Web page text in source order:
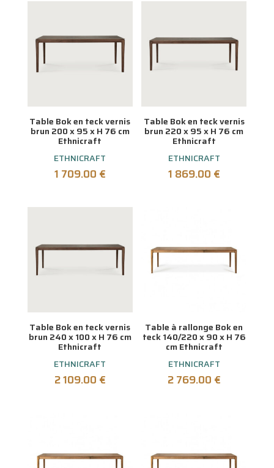
Table Bok en teck vernis
brun 200 x 95 x H 76 cm
Ethnicraft
ETHNICRAFT
1 709.00 €
Table Bok en teck vernis
brun 220 x 95 x H 76 cm
Ethnicraft
ETHNICRAFT
1 869.00 €
Table Bok en teck vernis
brun 240 x 100 x H 76 cm
Ethnicraft
ETHNICRAFT
2 109.00 €
Table à rallonge Bok en
teck 140/220 x 90 x H 76
cm Ethnicraft
ETHNICRAFT
2 769.00 €